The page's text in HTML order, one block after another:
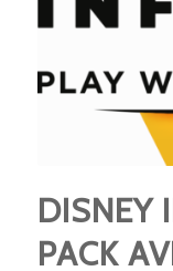
DISNEY
PACK